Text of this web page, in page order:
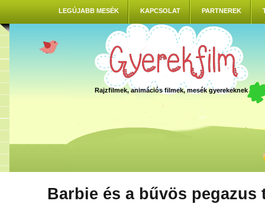
LEGÚJABB MESÉK KAPCSOLAT PARTNEREK
Rajzfilmek, animációs filmek, mesék gyerekeknek
Barbie és a bűvös pegazus